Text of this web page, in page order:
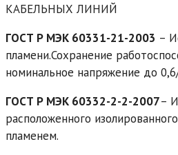
КАБЕЛЬНЫХ ЛИНИЙ
ГОСТ Р МЭК 60331-21-2003 –
пламени.Сохранение
номинальное напряжение до
ГОСТ Р МЭК 60332-2-2-2007–
расположенного
пламенем.